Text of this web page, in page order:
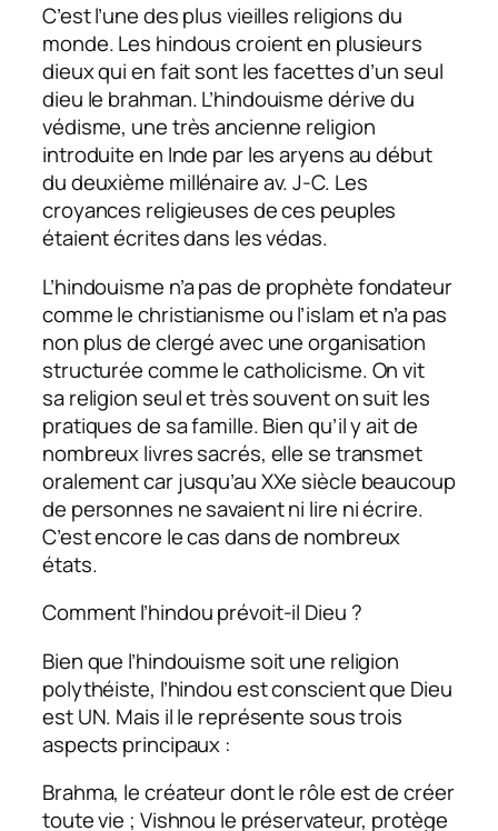
C’est l’une des plus vieilles religions du
monde. Les hindous croient en plusieurs
dieux qui en fait sont les facettes d’un seul
dieu le brahman. L’hindouisme dérive du
védisme, une très ancienne religion
introduite en Inde par les aryens au début
du deuxième millénaire av. J-C. Les
croyances religieuses de ces peuples
étaient écrites dans les védas.
L’hindouisme n’a pas de prophète fondateur
comme le christianisme ou l’islam et n’a pas
non plus de clergé avec une organisation
structurée comme le catholicisme. On vit
sa religion seul et très souvent on suit les
pratiques de sa famille. Bien qu’il y ait de
nombreux livres sacrés, elle se transmet
oralement car jusqu’au XXe siècle beaucoup
de personnes ne savaient ni lire ni écrire.
C’est encore le cas dans de nombreux
états.
Comment l’hindou prévoit-il Dieu ?
Bien que l’hindouisme soit une religion
polythéiste, l’hindou est conscient que Dieu
est UN. Mais il le représente sous trois
aspects principaux :
Brahma, le créateur dont le rôle est de créer
toute vie ; Vishnou le préservateur, protège